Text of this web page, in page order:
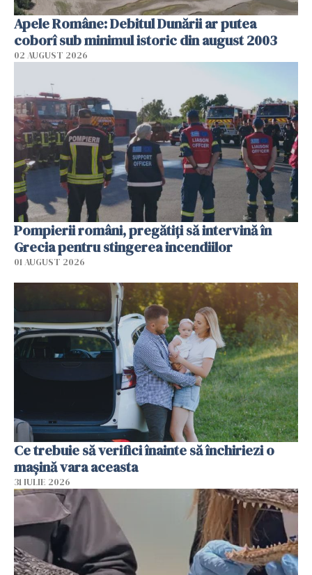
Apele Române: Debitul Dunării ar putea
coborî sub minimul istoric din august 2003
02 AUGUST 2026
Pompierii români, pregătiţi să intervină în
Grecia pentru stingerea incendiilor
01 AUGUST 2026
Ce trebuie să verifici înainte să închiriezi o
mașină vara aceasta
31 IULIE 2026